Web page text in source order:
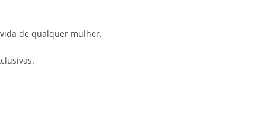
de qualquer mulher.